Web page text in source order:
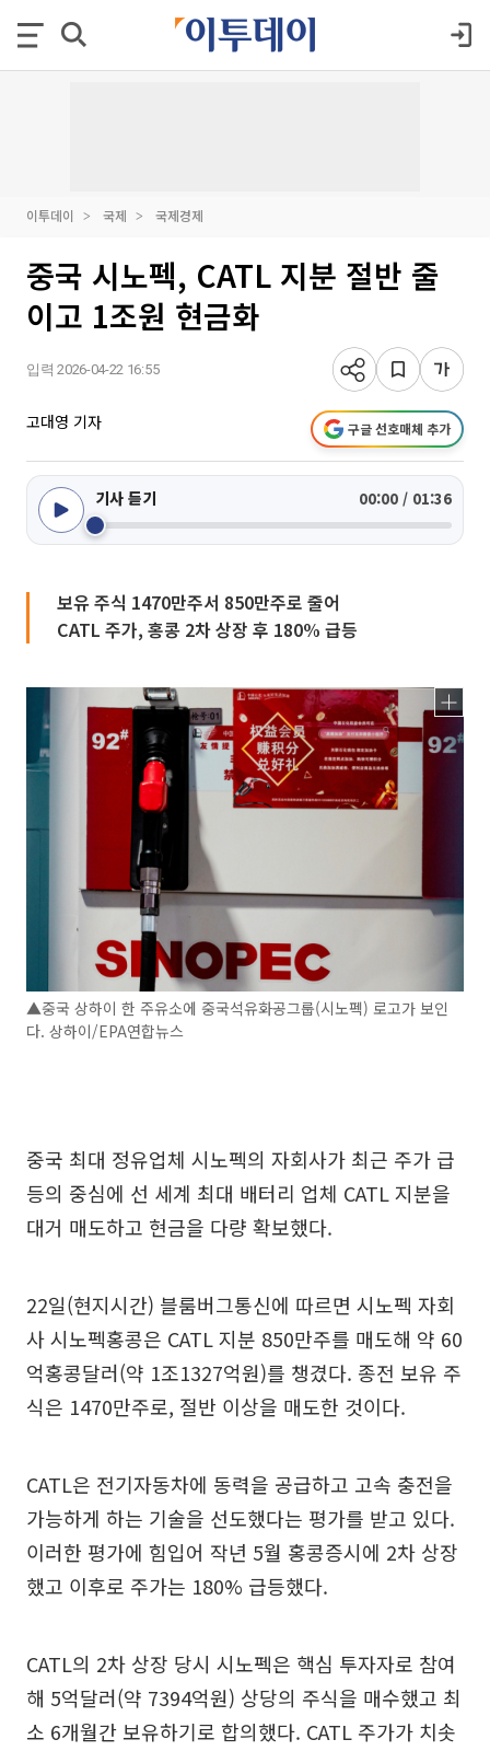
이투데이 국제 국제경제
중국 시노펙, CATL 지분 절반 줄
이고 1조원 현금화
입력 2026-04-22 16:55
고대영 기자 구글 선호매체 추가
기사 듣기 00:00 / 01:36
보유 주식 1470만주서 850만주로 줄어
CATL 주가, 홍콩 2차 상장 후 180% 급등
▲중국 상하이 한 주유소에 중국석유화공그룹(시노펙) 로고가 보인
다. 상하이/EPA연합뉴스
중국 최대 정유업체 시노펙의 자회사가 최근 주가 급
등의 중심에 선 세계 최대 배터리 업체 CATL 지분을
대거 매도하고 현금을 다량 확보했다.
22일(현지시간) 블룸버그통신에 따르면 시노펙 자회
사 시노펙홍콩은 CATL 지분 850만주를 매도해 약 60
억홍콩달러(약 1조1327억원)를 챙겼다. 종전 보유 주
식은 1470만주로, 절반 이상을 매도한 것이다.
CATL은 전기자동차에 동력을 공급하고 고속 충전을
가능하게 하는 기술을 선도했다는 평가를 받고 있다.
이러한 평가에 힘입어 작년 5월 홍콩증시에 2차 상장
했고 이후로 주가는 180% 급등했다.
CATL의 2차 상장 당시 시노펙은 핵심 투자자로 참여
해 5억달러(약 7394억원) 상당의 주식을 매수했고 최
소 6개월간 보유하기로 합의했다. CATL 주가가 치솟